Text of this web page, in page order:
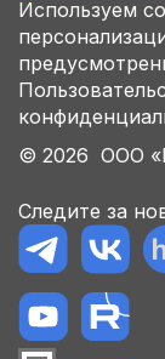
Используем
© 2026 ООО
Следите за